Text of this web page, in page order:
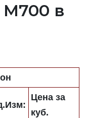
в
Цена за
куб.